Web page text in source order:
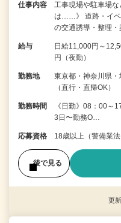
仕事内容
工事現場や駐車場
は……》 道路・イベ
の交通誘導・整理
給与
日給11,000円～
円（夜勤）
勤務地
東京都・神奈川県
（直行・直帰OK）
勤務時間
《日勤》08：00
3日〜勤務O…
応募資格 18歳以上（警備業
後で見る
更